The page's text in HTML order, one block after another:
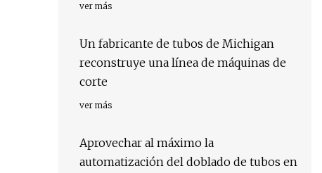
ver más
Un fabricante de tubos de Michigan
reconstruye una línea de máquinas de
corte
ver más
Aprovechar al máximo la
automatización del doblado de tubos en